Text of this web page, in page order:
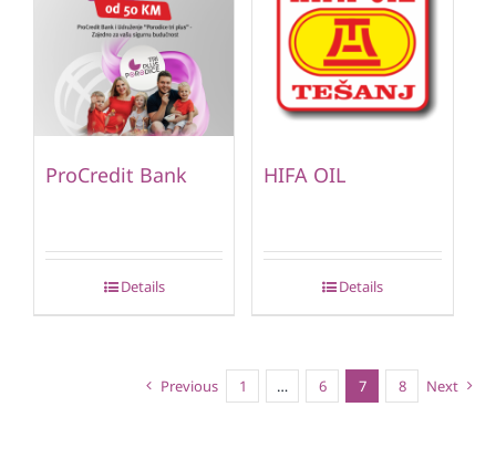
ProCredit Bank
Details
HIFA OIL
Details
Previous 1 … 6 7 8 Next